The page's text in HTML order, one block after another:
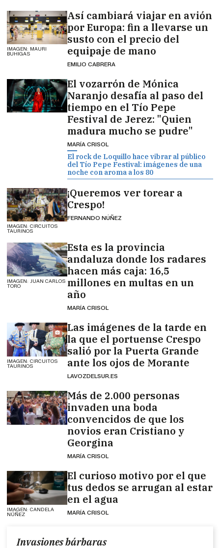
IMAGEN: MAURI
BUHIGAS
Así cambiará viajar en avión
por Europa: fin a llevarse un
susto con el precio del
equipaje de mano
EMILIO CABRERA
El vozarrón de Mónica
Naranjo desafía al paso del
tiempo en el Tío Pepe
Festival de Jerez: "Quien
madura mucho se pudre"
MARÍA CRISOL
El rock de Loquillo hace vibrar al público
del Tío Pepe Festival: imágenes de una
noche con aroma a los 80
IMAGEN: CIRCUITOS
TAURINOS
¡Queremos ver torear a
Crespo!
FERNANDO NÚÑEZ
IMAGEN: JUAN CARLOS
TORO
Esta es la provincia
andaluza donde los radares
hacen más caja: 16,5
millones en multas en un
año
MARÍA CRISOL
IMAGEN: CIRCUITOS
TAURINOS
Las imágenes de la tarde en
la que el portuense Crespo
salió por la Puerta Grande
ante los ojos de Morante
LAVOZDELSUR.ES
Más de 2.000 personas
invaden una boda
convencidos de que los
novios eran Cristiano y
Georgina
MARÍA CRISOL
IMAGEN: CANDELA
NÚÑEZ
El curioso motivo por el que
tus dedos se arrugan al estar
en el agua
MARÍA CRISOL
Invasiones bárbaras